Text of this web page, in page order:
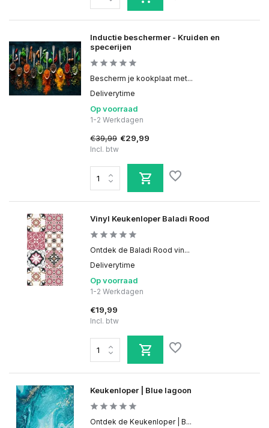
Inductie beschermer - Kruiden en
specerijen
Bescherm je kookplaat met...
Deliverytime
Op voorraad
1-2 Werkdagen
€39,99 €29,99
Incl. btw
Vinyl Keukenloper Baladi Rood
Ontdek de Baladi Rood vin...
Deliverytime
Op voorraad
1-2 Werkdagen
€19,99
Incl. btw
Keukenloper | Blue lagoon
Ontdek de Keukenloper | B...